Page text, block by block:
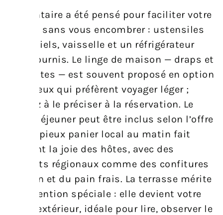
L’inventaire a été pensé pour faciliter votre
arrivée sans vous encombrer : ustensiles
essentiels, vaisselle et un réfrigérateur
sont fournis. Le linge de maison — draps et
serviettes — est souvent proposé en option
pour ceux qui préfèrent voyager léger ;
pensez à le préciser à la réservation. Le
petit‑déjeuner peut être inclus selon l’offre
: un copieux panier local au matin fait
souvent la joie des hôtes, avec des
produits régionaux comme des confitures
maison et du pain frais. La terrasse mérite
une mention spéciale : elle devient votre
salon extérieur, idéale pour lire, observer le